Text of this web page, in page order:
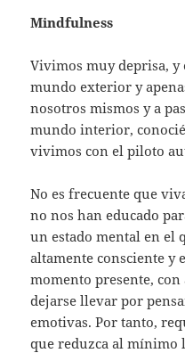
Mindfulness
Vivimos muy deprisa, y
mundo exterior y
nosotros mismos y a
mundo interior,
vivimos con el piloto
No es frecuente que
no nos han educado
un estado mental en el
altamente consciente y
momento presente,
dejarse llevar por
emotivas. Por tanto,
que reduzca al